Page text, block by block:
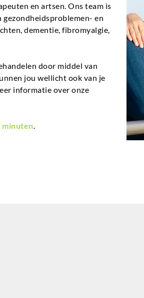
en artsen. Ons team is
en
dementie, fibromyalgie,
door middel van
jou wellicht ook van je
informatie over onze
minuten.